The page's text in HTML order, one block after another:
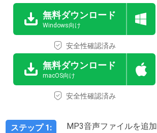
無料ダウンロード
Windows向け
安全性確認済み
無料ダウンロード
macOS向け
安全性確認済み
ステップ 1: MP3音声ファイルを追加